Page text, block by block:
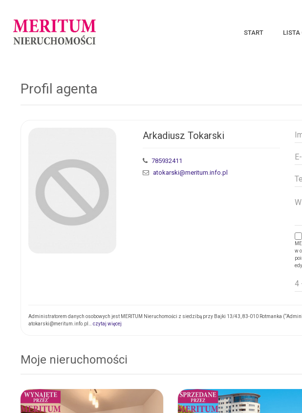
START LISTA
Profil agenta
Arkadiusz Tokarski
785932411
atokarski@meritum.info.pl
w
Administratorem danych osobowych jest MERITUM Nieruchomości z siedzibą przy Bajki 13/43, 83-010 Rotmanka
atokarski@meritum.info.pl… czytaj więcej
Moje nieruchomości